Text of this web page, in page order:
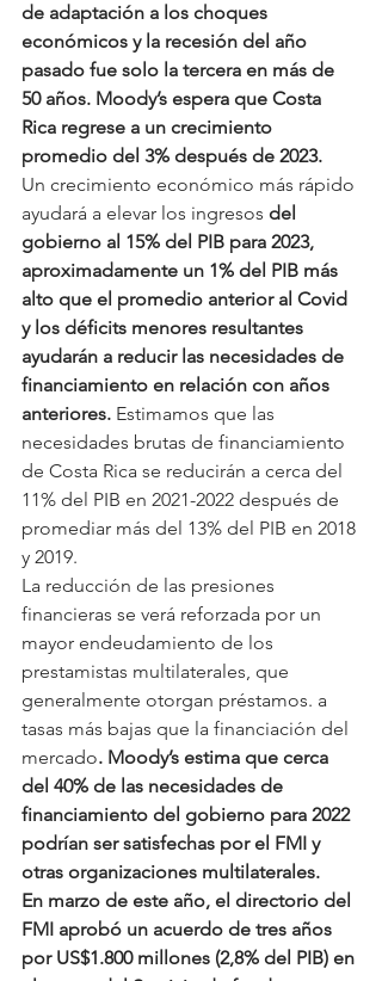
de adaptación a los choques
económicos y la recesión del año
pasado fue solo la tercera en más de
50 años. Moody’s espera que Costa
Rica regrese a un crecimiento
promedio del 3% después de 2023.
Un crecimiento económico más rápido
ayudará a elevar los ingresos del
gobierno al 15% del PIB para 2023,
aproximadamente un 1% del PIB más
alto que el promedio anterior al Covid
y los déficits menores resultantes
ayudarán a reducir las necesidades de
financiamiento en relación con años
anteriores. Estimamos que las
necesidades brutas de financiamiento
de Costa Rica se reducirán a cerca del
11% del PIB en 2021-2022 después de
promediar más del 13% del PIB en 2018
y 2019.
La reducción de las presiones
financieras se verá reforzada por un
mayor endeudamiento de los
prestamistas multilaterales, que
generalmente otorgan préstamos. a
tasas más bajas que la financiación del
mercado. Moody’s estima que cerca
del 40% de las necesidades de
financiamiento del gobierno para 2022
podrían ser satisfechas por el FMI y
otras organizaciones multilaterales.
En marzo de este año, el directorio del
FMI aprobó un acuerdo de tres años
por US$1.800 millones (2,8% del PIB) en